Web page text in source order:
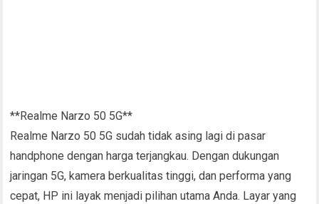
**Realme Narzo 50 5G**
Realme Narzo 50 5G sudah tidak asing lagi di pasar
handphone dengan harga terjangkau. Dengan dukungan
jaringan 5G, kamera berkualitas tinggi, dan performa yang
cepat, HP ini layak menjadi pilihan utama Anda. Layar yang